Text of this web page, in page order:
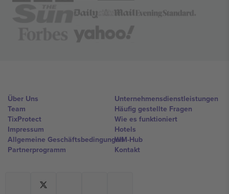
Über Uns
Team
TixProtect
Impressum
Allgemeine Geschäftsbedingungen
Partnerprogramm
Unternehmensdienstleistungen
Häufig gestellte Fragen
Wie es funktioniert
Hotels
WM-Hub
Kontakt